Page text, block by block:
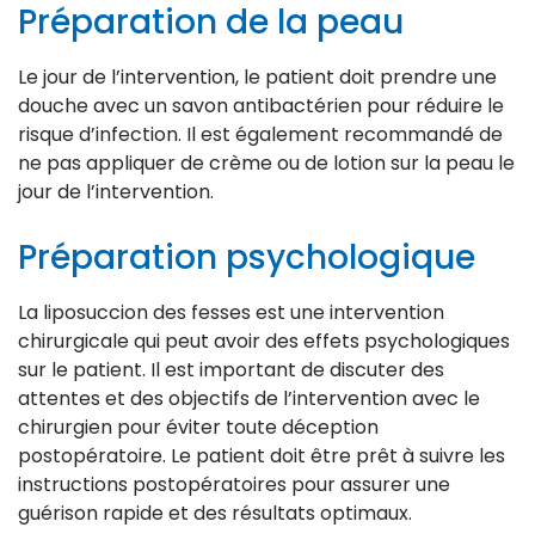
Préparation de la peau
Le jour de l’intervention, le patient doit prendre une
douche avec un savon antibactérien pour réduire le
risque d’infection. Il est également recommandé de
ne pas appliquer de crème ou de lotion sur la peau le
jour de l’intervention.
Préparation psychologique
La liposuccion des fesses est une intervention
chirurgicale qui peut avoir des effets psychologiques
sur le patient. Il est important de discuter des
attentes et des objectifs de l’intervention avec le
chirurgien pour éviter toute déception
postopératoire. Le patient doit être prêt à suivre les
instructions postopératoires pour assurer une
guérison rapide et des résultats optimaux.